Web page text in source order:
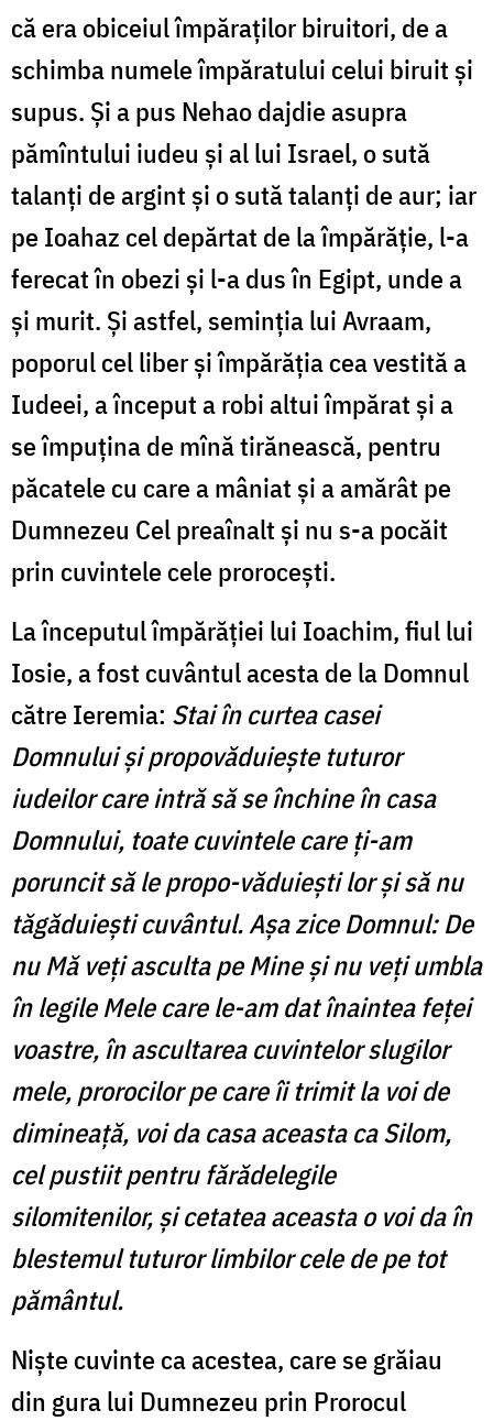
că era obiceiul împăraților biruitori, de a
schimba numele împăratului celui biruit și
supus. Și a pus Nehao dajdie asupra
pămîntului iudeu și al lui Israel, o sută
talanți de argint și o sută talanți de aur; iar
pe Ioahaz cel depărtat de la împărăție, l-a
ferecat în obezi și l-a dus în Egipt, unde a
și murit. Și astfel, seminția lui Avraam,
poporul cel liber și împărăția cea vestită a
Iudeei, a început a robi altui împărat și a
se împuțina de mînă tirănească, pentru
păcatele cu care a mâniat și a amărât pe
Dumnezeu Cel preaînalt și nu s-a pocăit
prin cuvintele cele prorocești.
La începutul împărăției lui Ioachim, fiul lui
Iosie, a fost cuvântul acesta de la Domnul
către Ieremia: Stai în curtea casei
Domnului și propovăduiește tuturor
iudeilor care intră să se închine în casa
Domnului, toate cuvintele care ți-am
poruncit să le propo-văduiești lor și să nu
tăgăduiești cuvântul. Așa zice Domnul: De
nu Mă veți asculta pe Mine și nu veți umbla
în legile Mele care le-am dat înaintea feței
voastre, în ascultarea cuvintelor slugilor
mele, prorocilor pe care îi trimit la voi de
dimineață, voi da casa aceasta ca Silom,
cel pustiit pentru fărădelegile
silomitenilor, și cetatea aceasta o voi da în
blestemul tuturor limbilor cele de pe tot
pământul.
Niște cuvinte ca acestea, care se grăiau
din gura lui Dumnezeu prin Prorocul